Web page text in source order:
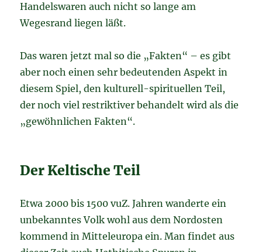
Handelswaren auch nicht so lange am
Wegesrand liegen läßt.
Das waren jetzt mal so die „Fakten“ – es gibt
aber noch einen sehr bedeutenden Aspekt in
diesem Spiel, den kulturell-spirituellen Teil,
der noch viel restriktiver behandelt wird als die
„gewöhnlichen Fakten“.
Der Keltische Teil
Etwa 2000 bis 1500 vuZ. Jahren wanderte ein
unbekanntes Volk wohl aus dem Nordosten
kommend in Mitteleuropa ein. Man findet aus